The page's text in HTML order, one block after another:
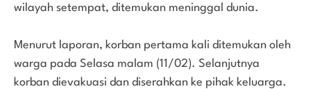
wilayah setempat, ditemukan meninggal dunia.
Menurut laporan, korban pertama kali ditemukan oleh
warga pada Selasa malam (11/02). Selanjutnya
korban dievakuasi dan diserahkan ke pihak keluarga.